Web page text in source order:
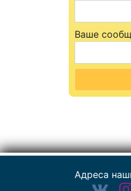
Ваше
Адреса